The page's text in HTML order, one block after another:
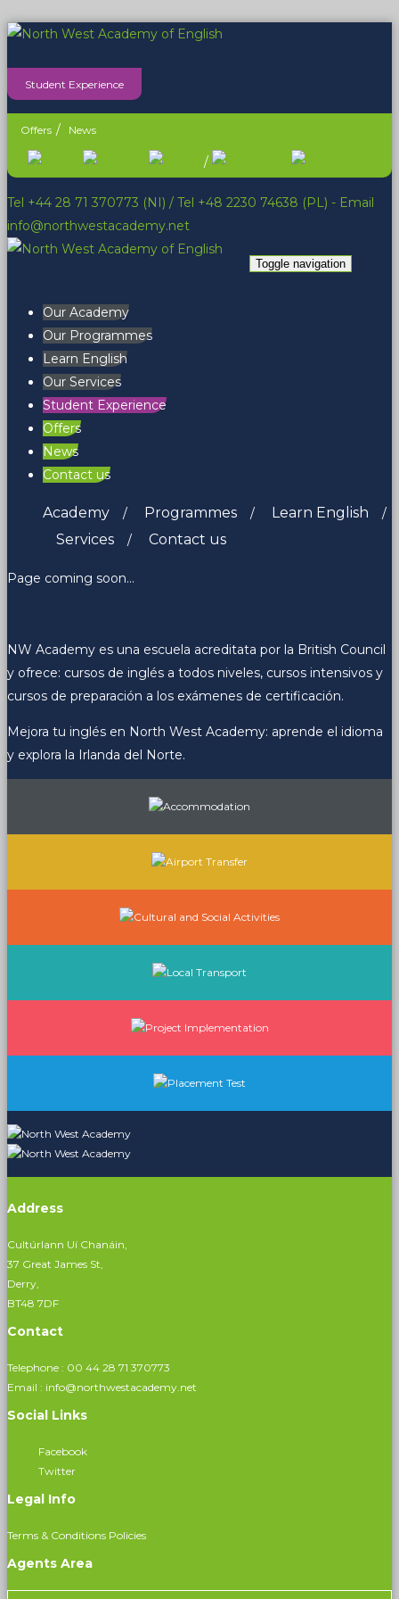
Student Experience
Offers News
/
Tel +44 28 71 370773 (NI) / Tel +48 2230 74638 (PL) - Email
info@northwestacademy.net
Toggle navigation
Our Academy
Our Programmes
Learn English
Our Services
Student Experience
Offers
News
Contact us
Academy Programmes
Learn English
Services
Contact us
Page coming soon…
NW Academy es una escuela acreditata por la British Council
y ofrece: cursos de inglés a todos niveles, cursos intensivos y
cursos de preparación a los exámenes de certificación.
Mejora tu inglés en North West Academy: aprende el idioma
y explora la Irlanda del Norte.
Address
Cultúrlann Uí Chanáin,
37 Great James St,
Derry,
BT48 7DF
Contact
Telephone : 00 44 28 71 370773
Email : info@northwestacademy.net
Social Links
Facebook
Twitter
Legal Info
Terms & Conditions Policies
Agents Area